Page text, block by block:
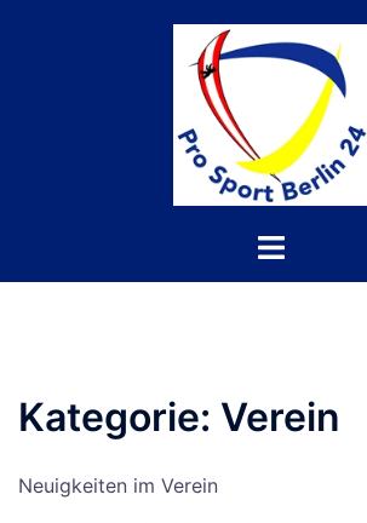
Kategorie: Verein
Neuigkeiten im Verein